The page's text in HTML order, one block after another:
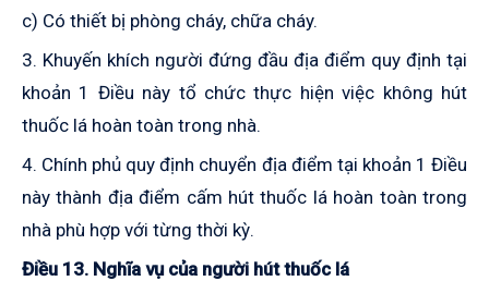
c) Có thiết bị phòng cháy, chữa cháy.
3. Khuyến khích người đứng đầu địa điểm quy định tại
khoản 1 Điều này tổ chức thực hiện việc không hút
thuốc lá hoàn toàn trong nhà.
4. Chính phủ quy định chuyển địa điểm tại khoản 1 Điều
này thành địa điểm cấm hút thuốc lá hoàn toàn trong
nhà phù hợp với từng thời kỳ.
Điều 13. Nghĩa vụ của người hút thuốc lá